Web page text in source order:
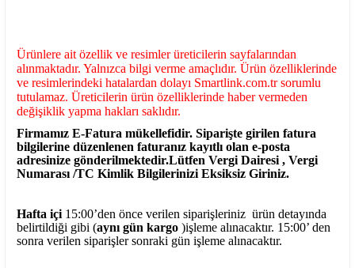
Ürünlere ait özellik ve resimler üreticilerin sayfalarından
alınmaktadır. Yalnızca bilgi verme amaçlıdır. Ürün özelliklerinde
ve resimlerindeki hatalardan dolayı Smartlink.com.tr sorumlu
tutulamaz. Üreticilerin ürün özelliklerinde haber vermeden
değişiklik yapma hakları saklıdır.
Firmamız E-Fatura mükellefidir. Siparişte girilen fatura
bilgilerine düzenlenen faturanız kayıtlı olan e-posta
adresinize gönderilmektedir.Lütfen Vergi Dairesi , Vergi
Numarası /TC Kimlik Bilgilerinizi Eksiksiz Giriniz.
Hafta içi 15:00’den önce verilen siparişleriniz ürün detayında
belirtildiği gibi (aynı gün kargo )işleme alınacaktır. 15:00’ den
sonra verilen siparişler sonraki gün işleme alınacaktır.